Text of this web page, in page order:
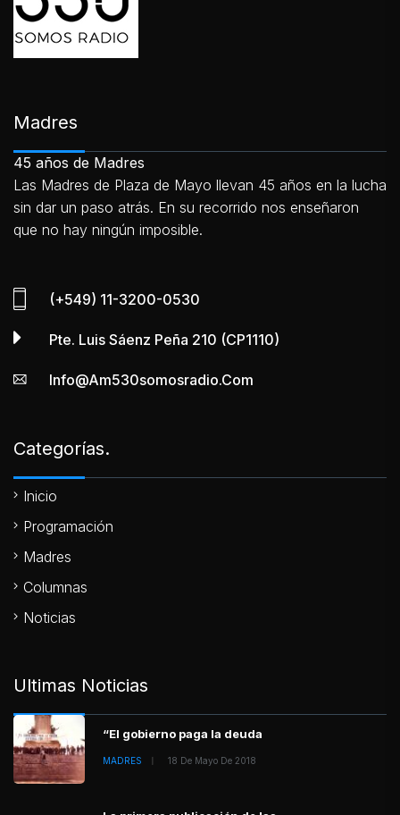
Madres
45 años de Madres
Las Madres de Plaza de Mayo llevan 45 años en la lucha
sin dar un paso atrás. En su recorrido nos enseñaron
que no hay ningún imposible.
(+549) 11-3200-0530
Pte. Luis Sáenz Peña 210 (CP1110)
Info@am530somosradio.com
Categorías.
Inicio
Programación
Madres
Columnas
Noticias
Ultimas Noticias
“El gobierno paga la deuda
MADRES 18 De Mayo De 2018